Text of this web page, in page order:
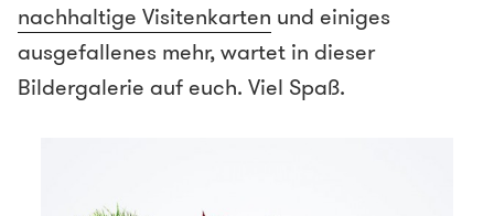
nachhaltige Visitenkarten und einiges
ausgefallenes mehr, wartet in dieser
Bildergalerie auf euch. Viel Spaß.